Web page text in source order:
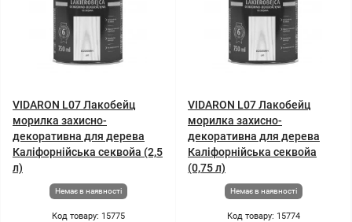
VIDARON L07 Лакобейц
морилка захисно-
декоративна для дерева
Каліфорнійська секвойа (2,5
л)
Немає в наявності
Код товару: 15775
VIDARON L07 Лакобейц
морилка захисно-
декоративна для дерева
Каліфорнійська секвойа
(0,75 л)
Немає в наявності
Код товару: 15774